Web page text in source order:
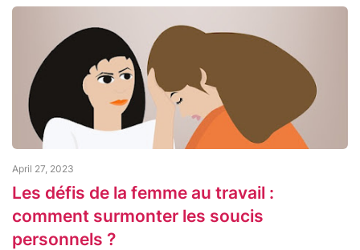
April 27, 2023
Les défis de la femme au travail :
comment surmonter les soucis
personnels ?